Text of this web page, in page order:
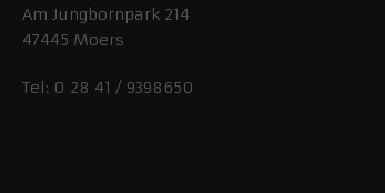
Am Jungbornpark 214
47445 Moers
Tel: 0 28 41 / 9398650